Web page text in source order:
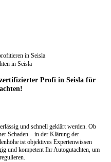
Profi in Seisla für
und schnell geklärt werden. Ob
Schaden – in der Klärung der
ist objektives Expertenwissen
und kompetent Ihr Autogutachten, um